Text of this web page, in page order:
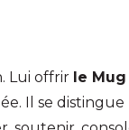
Lui offrir le
Il se